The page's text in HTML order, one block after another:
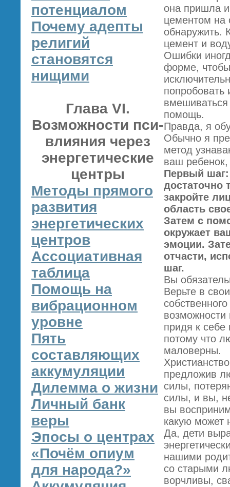
потенциалом
Почему адепты
религий
становятся
нищими
Глава VI.
Возможности пси-
влияния через
энергетические
центры
Методы прямого
развития
энергетических
центров
Ассоциативная
таблица
Помощь на
вибрационном
уровне
Пять
составляющих
аккумуляции
Дилемма о жизни
Личный банк
веры
Эпосы о центрах
«Почём опиум
для народа?»
она пришла
цементом на
обнаружить.
цемент и
Ошибки
форме, чтобы
вмешиваться
помощь.
Правда, я
Обычно я
метод
ваш
Первый шаг:
достаточно
закройте
область
Затем с
окружает
эмоции.
отчасти,
шаг.
Вы
Верьте в
придя к себе
потому что
маловерны.
предложив
силы,
силы, и вы,
вы
какую может
Да, дети
нашими
со старыми
ворчливы,